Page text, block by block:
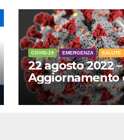
COVID-19 EMERGENZA SALUTE
22 agosto 2022 –
Aggiornamento
Covid-19